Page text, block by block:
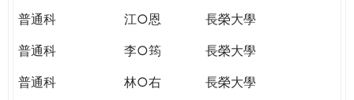
普通科
江○恩
長榮大學
普通科
李○筠
長榮大學
普通科
林○右
長榮大學